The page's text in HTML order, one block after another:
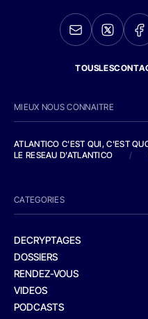
MIEUX NOUS CONNAITRE
ATLANTICO C'EST QUI, C'EST
LE RESEAU D'ATLANTICO
/
CATEGORIES
DECRYPTAGES
DOSSIERS
RENDEZ-VOUS
VIDEOS
PODCASTS